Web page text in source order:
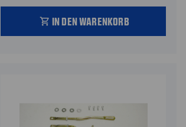
shopping_cart IN DEN WARENKORB